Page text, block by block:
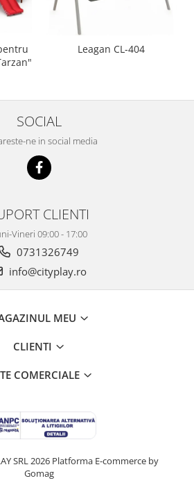
Leagan CL-404
SOCIAL
ne in social media
CLIENTI
Vineri 09:00 - 17:00
0731326749
info@cityplay.ro
MEU
CLIENTI
COMERCIALE
SRL 2026 Platforma E-commerce by
Gomag